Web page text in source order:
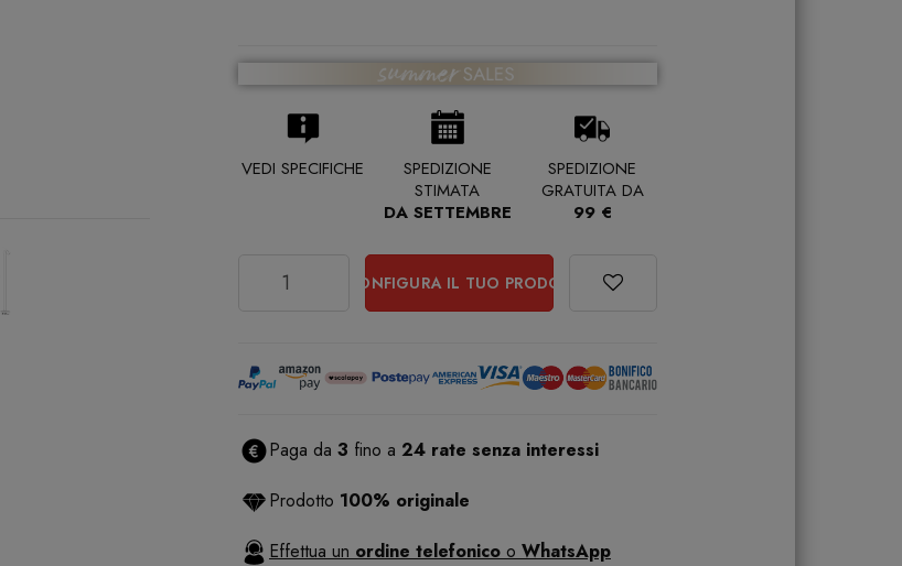
VEDI SPECIFICHE
SPEDIZIONE
STIMATA
DA SETTEMBRE
SPEDIZIONE
GRATUITA DA
99 €
CONFIGURA IL TUO PRODOTTO
Paga da 3 fino a 24 rate senza interessi
Prodotto 100% originale
Effettua un ordine telefonico o WhatsApp